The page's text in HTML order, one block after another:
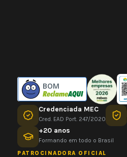
BOM
Credenciada MEC
Cred. EAD Port. 247/2020
+20 anos
Formando em todo o Brasil
PATROCINADORA OFICIAL